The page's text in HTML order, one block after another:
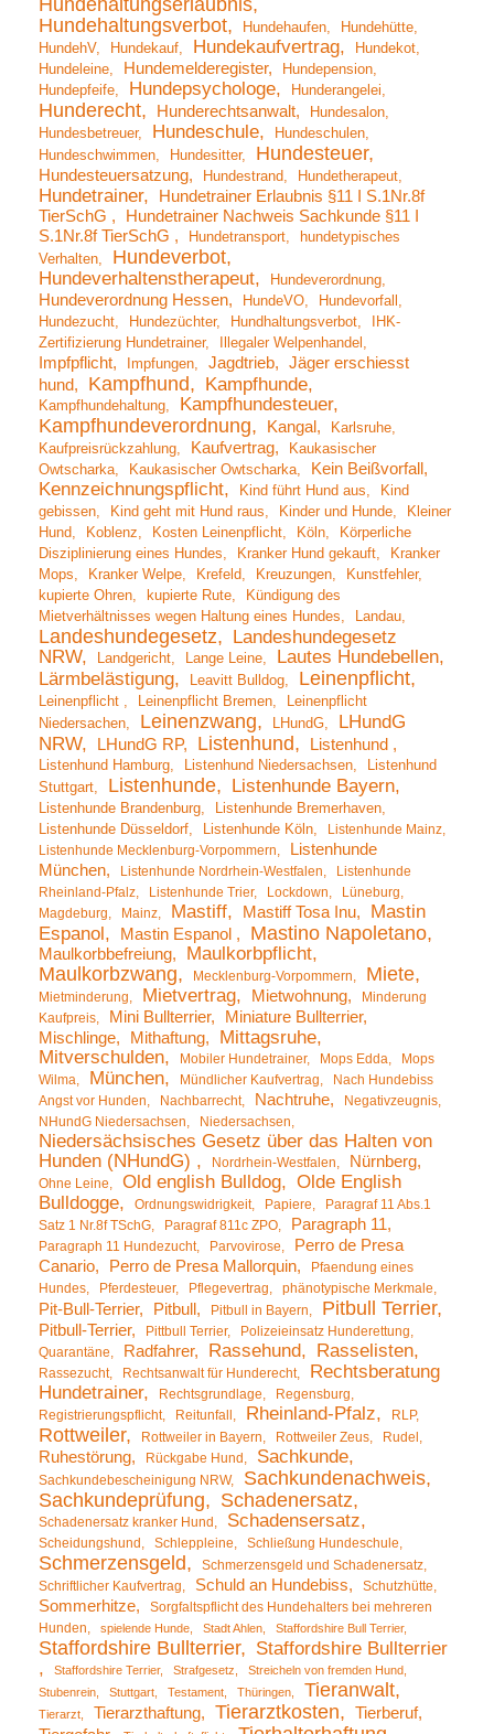
Hundehaltungserlaubnis
Hundehaltungsverbot
Hundehaufen
Hundehütte
HundehV
Hundekauf Hundekaufvertrag
Hundekot
Hundeleine
Hundemelderegister
Hundepension
Hundepfeife
Hundepsychologe Hunderangelei
Hunderecht Hunderechtsanwalt
Hundesalon
Hundesbetreuer
Hundeschule
Hundeschulen
Hundeschwimmen
Hundesitter Hundesteuer
Hundesteuersatzung Hundestrand Hundetherapeut
Hundetrainer
Hundetrainer Erlaubnis §11 I S.1Nr.8f
TierSchG
Hundetrainer Nachweis Sachkunde §11 I
S.1Nr.8f TierSchG
Hundetransport
hundetypisches
Verhalten
Hundeverbot
Hundeverhaltenstherapeut Hundeverordnung
Hundeverordnung Hessen HundeVO
Hundevorfall
Hundezucht
Hundezüchter Hundhaltungsverbot
IHK-
Zertifizierung Hundetrainer
Illegaler Welpenhandel
Impfpflicht Impfungen Jagdtrieb
Jäger erschiesst
hund
Kampfhund Kampfhunde
Kampfhundehaltung Kampfhundesteuer
Kampfhundeverordnung Kangal
Karlsruhe
Kaufpreisrückzahlung
Kaufvertrag
Kaukasischer
Owtscharka
Kaukasischer Owtscharka Kein Beißvorfall
Kennzeichnungspflicht Kind führt Hund aus
Kind
gebissen
Kind geht mit Hund raus Kinder und Hunde
Kleiner
Hund
Koblenz Kosten Leinenpflicht Köln
Körperliche
Disziplinierung eines Hundes
Kranker Hund gekauft
Kranker
Mops
Kranker Welpe Krefeld Kreuzungen
Kunstfehler
kupierte Ohren
kupierte Rute
Kündigung des
Mietverhältnisses wegen Haltung eines Hundes
Landau
Landeshundegesetz
Landeshundegesetz
NRW
Landgericht Lange Leine
Lautes Hundebellen
Lärmbelästigung
Leavitt Bulldog Leinenpflicht
Leinenpflicht Leinenpflicht Bremen
Leinenpflicht
Niedersachen
Leinenzwang LHundG
LHundG
NRW
LHundG RP Listenhund Listenhund
Listenhund Hamburg Listenhund Niedersachsen
Listenhund
Stuttgart
Listenhunde Listenhunde Bayern
Listenhunde Brandenburg
Listenhunde Bremerhaven
Listenhunde Düsseldorf
Listenhunde Köln
Listenhunde Mainz
Listenhunde Mecklenburg-Vorpommern
Listenhunde
München
Listenhunde Nordrhein-Westfalen
Listenhunde
Rheinland-Pfalz
Listenhunde Trier Lockdown
Lüneburg
Magdeburg
Mainz Mastiff Mastiff Tosa Inu
Mastin
Espanol
Mastin Espanol Mastino Napoletano
Maulkorbbefreiung Maulkorbpflicht
Maulkorbzwang Mecklenburg-Vorpommern Miete
Mietminderung Mietvertrag Mietwohnung
Minderung
Kaufpreis
Mini Bullterrier
Miniature Bullterrier
Mischlinge
Mithaftung
Mittagsruhe
Mitverschulden
Mobiler Hundetrainer Mops Edda
Mops
Wilma
München Mündlicher Kaufvertrag
Nach Hundebiss
Angst vor Hunden
Nachbarrecht Nachtruhe
Negativzeugnis
NHundG Niedersachsen
Niedersachsen
Niedersächsisches Gesetz über das Halten von
Hunden (NHundG)
Nordrhein-Westfalen Nürnberg
Ohne Leine Old english Bulldog
Olde English
Bulldogge
Ordnungswidrigkeit Papiere
Paragraf 11 Abs.1
Satz 1 Nr.8f TSchG
Paragraf 811c ZPO Paragraph 11
Paragraph 11 Hundezucht Parvovirose
Perro de Presa
Canario
Perro de Presa Mallorquin
Pfaendung eines
Hundes
Pferdesteuer Pflegevertrag phänotypische Merkmale
Pit-Bull-Terrier Pitbull Pitbull in Bayern Pitbull Terrier
Pitbull-Terrier Pittbull Terrier
Polizeieinsatz Hunderettung
Quarantäne
Radfahrer Rassehund Rasselisten
Rassezucht Rechtsanwalt für Hunderecht
Rechtsberatung
Hundetrainer
Rechtsgrundlage
Regensburg
Registrierungspflicht
Reitunfall Rheinland-Pfalz RLP
Rottweiler Rottweiler in Bayern Rottweiler Zeus Rudel
Ruhestörung Rückgabe Hund Sachkunde
Sachkundebescheinigung NRW
Sachkundenachweis
Sachkundeprüfung
Schadenersatz
Schadenersatz kranker Hund Schadensersatz
Scheidungshund Schleppleine Schließung Hundeschule
Schmerzensgeld
Schmerzensgeld und Schadenersatz
Schriftlicher Kaufvertrag
Schuld an Hundebiss Schutzhütte
Sommerhitze
Sorgfaltspflicht des Hundehalters bei mehreren
Hunden
spielende Hunde Stadt Ahlen Staffordshire Bull Terrier
Staffordshire Bullterrier Staffordshire Bullterrier
Staffordshire Terrier Strafgesetz
Streicheln von fremden Hund
Stubenrein
Stuttgart Testament Thüringen Tieranwalt
Tierarzt Tierarzthaftung Tierarztkosten
Tierberuf